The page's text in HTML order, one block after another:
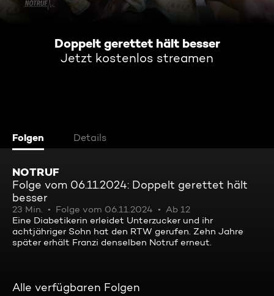
Doppelt gerettet hält besser
Jetzt kostenlos streamen
Folgen Details
NOTRUF
Folge vom 06.11.2024: Doppelt gerettet hält
besser
23 Min. Folge vom 06.11.2024
Ab 12
Eine Diabetikerin erleidet Unterzucker und ihr
achtjähriger Sohn hat den RTW gerufen. Zehn Jahre
später erhält Franzi denselben Notruf erneut.
Alle verfügbaren Folgen